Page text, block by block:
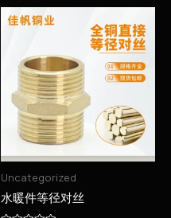
Uncategorized
水暖件等径对丝